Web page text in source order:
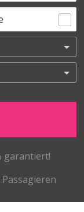
garantiert!